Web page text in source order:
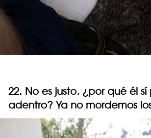
22. No es justo, ¿por qué él
adentro? Ya no mordemos